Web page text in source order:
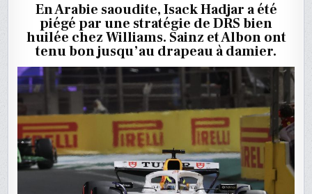
RETENIR
En Arabie saoudite, Isack Hadjar a été
piégé par une stratégie de DRS bien
huilée chez Williams. Sainz et Albon ont
tenu bon jusqu’au drapeau à damier.